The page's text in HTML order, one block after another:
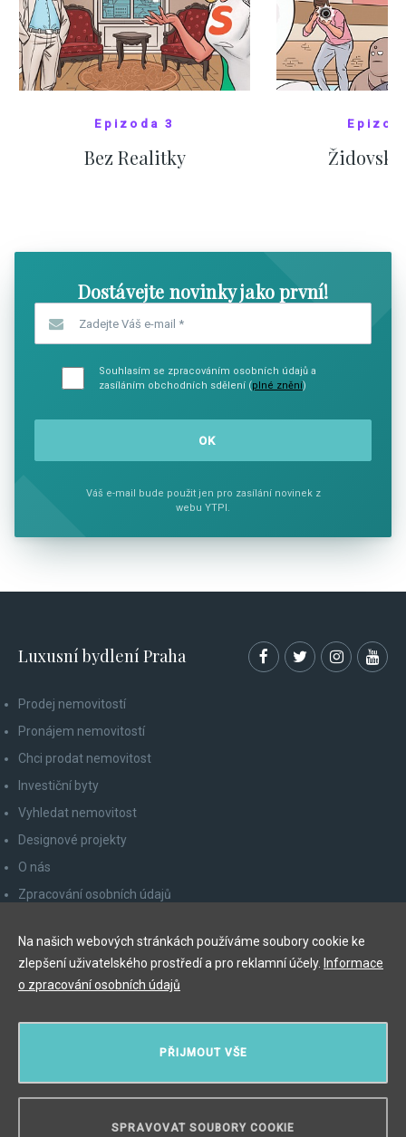
Epizoda 3
Bez Realitky
Dostávejte novinky jako první!
Souhlasím se zpracováním osobních údajů a
zasíláním obchodních sdělení (plné znění)
Váš e-mail bude použit jen pro zasílání novinek z
webu YTPI.
Luxusní bydlení Praha
Prodej nemovitostí
Pronájem nemovitostí
Chci prodat nemovitost
Investiční byty
Vyhledat nemovitost
Designové projekty
O nás
Zpracování osobních údajů
Odhlášení z newsletteru
Myslíková 245/3, 110 00 Praha 1
PŘIJMOUT VŠE
SPRAVOVAT SOUBORY COOKIE
Na našich webových stránkách používáme soubory cookie ke
zlepšení uživatelského prostředí a pro reklamní účely. Informace
o zpracování osobních údajů